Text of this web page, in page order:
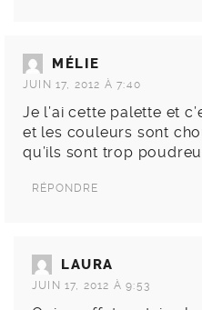
MÉLIE
JUIN 17, 2012 À 7:40
Je l’ai cette palette et
et les couleurs sont
qu’ils sont trop
RÉPONDRE
LAURA
JUIN 17, 2012 À 9:53